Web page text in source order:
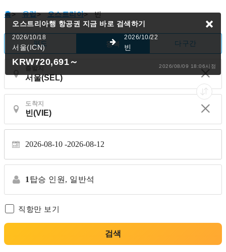
홈> 유럽> 오스트리아> 빈
편도 왕복 다구간
도착지
2026-08-10 2026-08-12
1 탑승 인원, 일반석
직항만 보기
검색
오스트리아행 항공권 지금 바로 검색하기
2026/10/18
서울(ICN)
2026/10/22
빈
KRW720,691～ 2026/08/09 18:06시점